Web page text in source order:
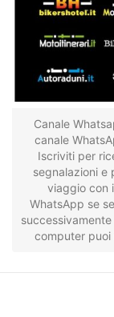
Canale
canale
Iscriviti per
segnalazioni e
viaggio con
WhatsApp se
computer puoi